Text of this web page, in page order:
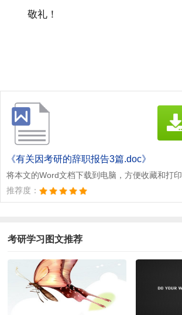
敬礼！
《有关因考研的辞职报告3篇.doc》
将本文的Word文档下载到电脑，方便收藏和打印
推荐度：
考研学习图文推荐